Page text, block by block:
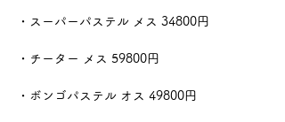
・スーパーパステル メス 34800円
・チーター メス 59800円
・ボンゴパステル オス 49800円